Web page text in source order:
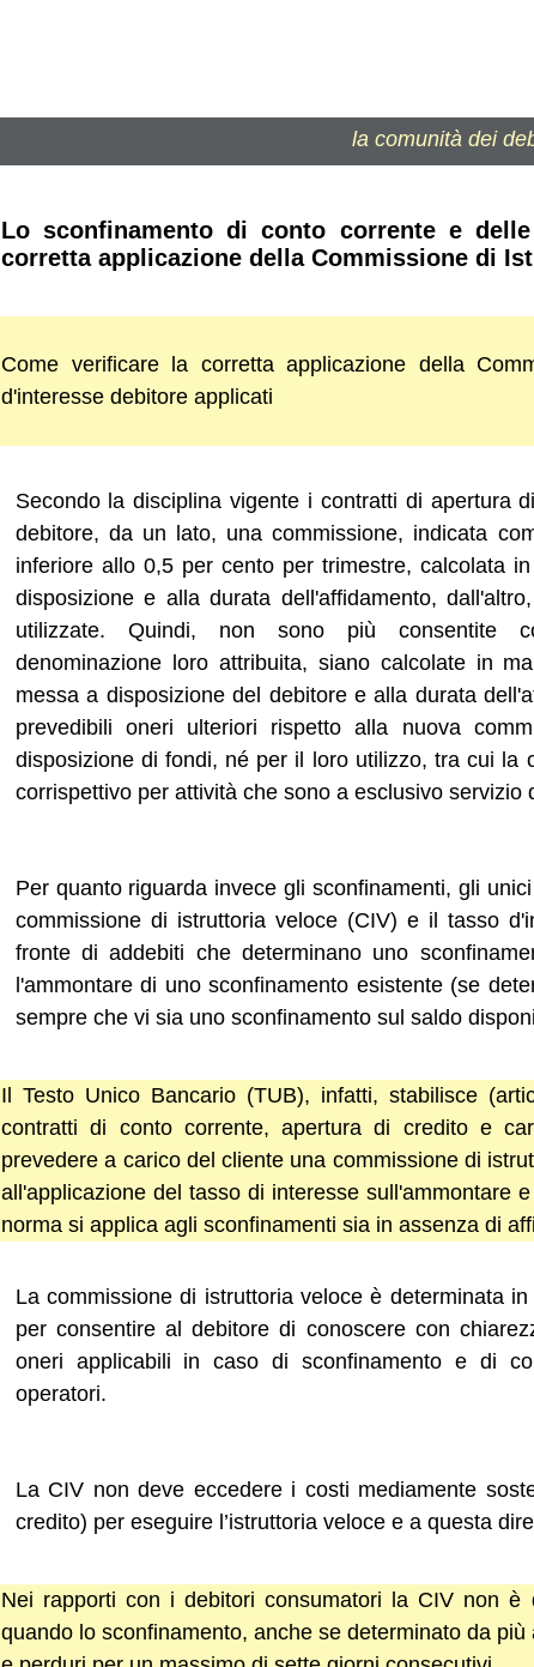
la comunità dei
Lo sconfinamento di conto corrente e
corretta applicazione della Commissione di
Come verificare la corretta applicazione della
d'interesse debitore applicati
Secondo la disciplina vigente i contratti di apertura
debitore, da un lato, una commissione, indicata
inferiore allo 0,5 per cento per trimestre, calcolata
disposizione e alla durata dell'affidamento,
utilizzate. Quindi, non sono più consentite
denominazione loro attribuita, siano calcolate in
messa a disposizione del debitore e alla durata
prevedibili oneri ulteriori rispetto alla nuova
disposizione di fondi, né per il loro utilizzo, tra cui la
corrispettivo per attività che sono a esclusivo servizio
Per quanto riguarda invece gli sconfinamenti, gli
commissione di istruttoria veloce (CIV) e il tasso
fronte di addebiti che determinano uno
l'ammontare di uno sconfinamento esistente (se
sempre che vi sia uno sconfinamento sul saldo
Il Testo Unico Bancario (TUB), infatti, stabilisce
contratti di conto corrente, apertura di credito e
prevedere a carico del cliente una commissione di
all'applicazione del tasso di interesse sull'ammontare
norma si applica agli sconfinamenti sia in assenza di
La commissione di istruttoria veloce è determinata
per consentire al debitore di conoscere con
oneri applicabili in caso di sconfinamento e di
operatori.
La CIV non deve eccedere i costi mediamente
credito) per eseguire l’istruttoria veloce e a questa
Nei rapporti con i debitori consumatori la CIV non
quando lo sconfinamento, anche se determinato da